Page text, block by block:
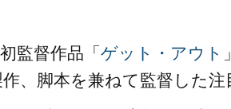
監督作品「 ゲット・アウト
、脚本を兼ねて監督した注